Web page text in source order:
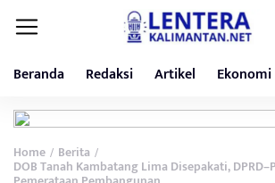
Beranda Redaksi Artikel Ekonomi
Home / Berita /
DOB Tanah Kambatang Lima Disepakati,